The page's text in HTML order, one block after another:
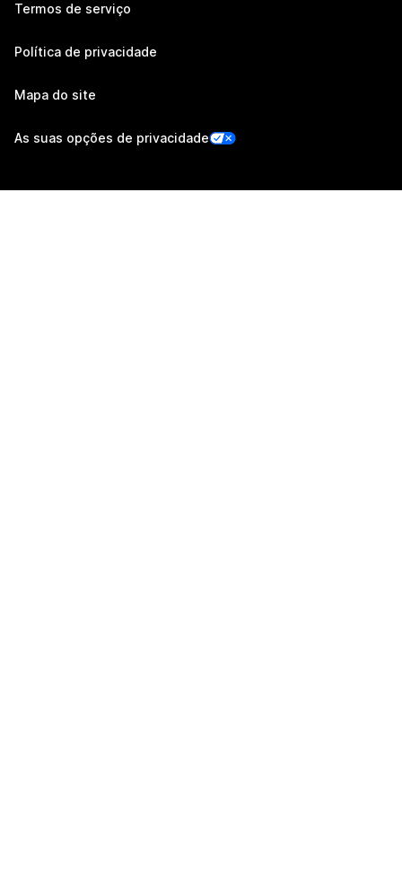
Termos de serviço
Política de privacidade
Mapa do site
As suas opções de privacidade